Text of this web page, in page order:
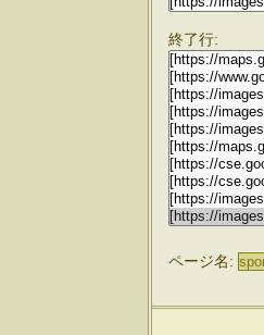
終了行:
ページ名: